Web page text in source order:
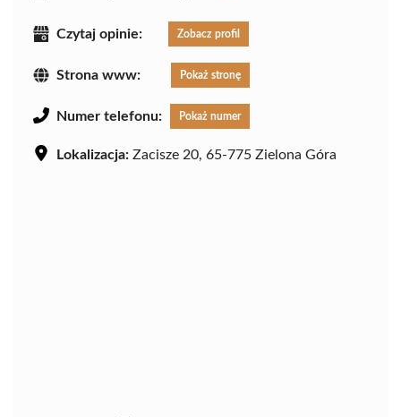
Czytaj opinie: Zobacz profil
Strona www: Pokaż stronę
Numer telefonu: Pokaż numer
Lokalizacja: Zacisze 20, 65-775 Zielona Góra